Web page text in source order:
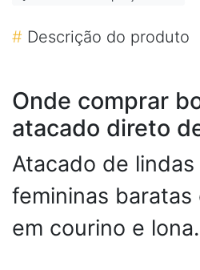
# Descrição do produto
Onde comprar
atacado direto
Atacado de lindas
femininas
em courino e lona.